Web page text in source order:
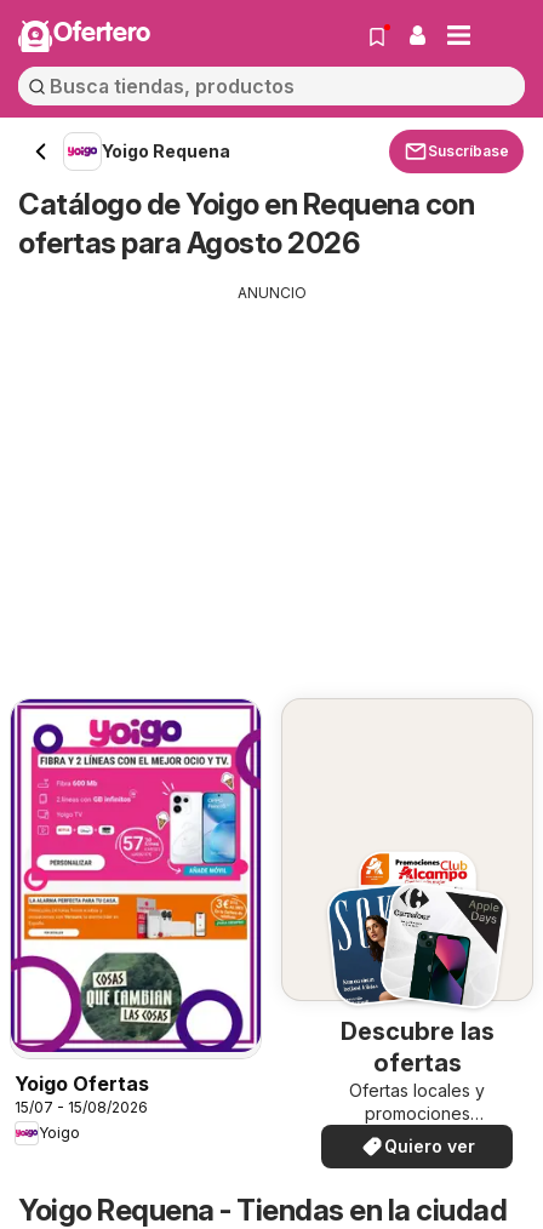
Ofertero
Yoigo Requena Suscríbase
Catálogo de Yoigo en Requena con
ofertas para Agosto 2026
ANUNCIO
Yoigo Ofertas
15/07 - 15/08/2026
Yoigo
Descubre las
ofertas
Ofertas locales y
promociones
especiales.
Quiero ver
Yoigo Requena - Tiendas en la ciudad